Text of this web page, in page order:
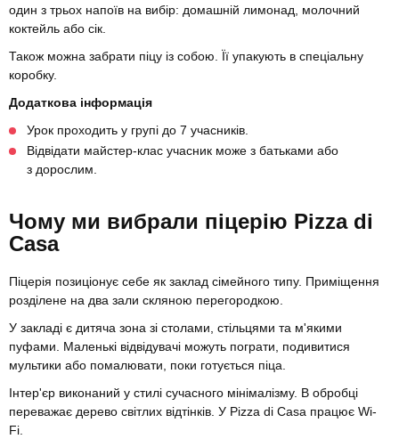
один з трьох напоїв на вибір: домашній лимонад, молочний
коктейль або сік.
Також можна забрати піцу із собою. Її упакують в спеціальну
коробку.
Додаткова інформація
Урок проходить у групі до 7 учасників.
Відвідати майстер-клас учасник може з батьками або
з дорослим.
Чому ми вибрали піцерію Pizza di
Casa
Піцерія позиціонує себе як заклад сімейного типу. Приміщення
розділене на два зали скляною перегородкою.
У закладі є дитяча зона зі столами, стільцями та м'якими
пуфами. Маленькі відвідувачі можуть пограти, подивитися
мультики або помалювати, поки готується піца.
Інтер'єр виконаний у стилі сучасного мінімалізму. В обробці
переважає дерево світлих відтінків. У Pizza di Casa працює Wi-
Fi.